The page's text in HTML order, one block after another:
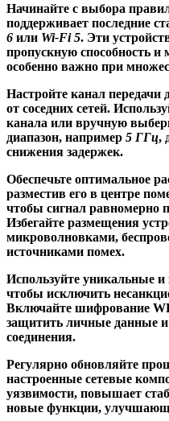
Начинайте с выбора
поддерживает последние
6 или Wi-Fi 5. Эти
пропускную способность
особенно важно при
Настройте канал
от соседних сетей.
канала или вручную
диапазон, например 5 ГГц,
снижения задержек.
Обеспечьте оптимальное
разместив его в центре
чтобы сигнал равномерно
Избегайте размещения
микроволновками,
источниками помех.
Используйте уникальные
чтобы исключить
Включайте шифрование
защитить личные данные и
соединения.
Регулярно обновляйте
настроенные сетевые
уязвимости, повышает
новые функции,